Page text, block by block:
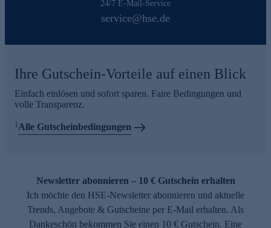
24/7 E-Mail-Service
service@hse.de
Ihre Gutschein-Vorteile auf einen Blick
Einfach einlösen und sofort sparen. Faire Bedingungen und
volle Transparenz.
1Alle Gutscheinbedingungen
Newsletter abonnieren – 10 € Gutschein erhalten
Ich möchte den HSE-Newsletter abonnieren und aktuelle
Trends, Angebote & Gutscheine per E-Mail erhalten. Als
Dankeschön bekommen Sie einen 10 € Gutschein. Eine